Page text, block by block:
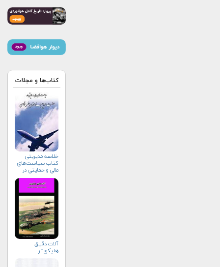
کتاب‌ها و مجلات
خلاصه مدیریتی
کتاب سياست‌هاي
مالي و حمايتي در
صنعت
هواپيماسازي
غيرنظامي+دریافت
نسخه‌ الکترونیکی
آلات دقيق
هليكوپتر